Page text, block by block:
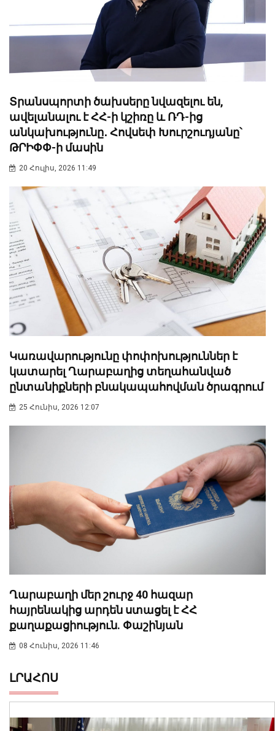
Տրանսպորտի ծախսերը նվազելու են,
ավելանալու է ՀՀ-ի կշիռը և ՌԴ-ից
անկախությունը․ Հովսեփ Խուրշուդյանը՝
ԹՐԻՓՓ-ի մասին
20 Հուլիս, 2026 11:49
Կառավարությունը փոփոխություններ է
կատարել Ղարաբաղից տեղահանված
ընտանիքների բնակապահովման ծրագրում
25 Հունիս, 2026 12:07
Ղարաբաղի մեր շուրջ 40 հազար
հայրենակից արդեն ստացել է ՀՀ
քաղաքացիություն. Փաշինյան
08 Հունիս, 2026 11:46
ԼՐԱՀՈՍ